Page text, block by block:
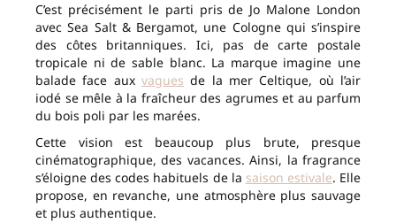
C’est précisément le parti pris de Jo Malone London
avec Sea Salt & Bergamot, une Cologne qui s’inspire
des côtes britanniques. Ici, pas de carte postale
tropicale ni de sable blanc. La marque imagine une
balade face aux vagues de la mer Celtique, où l’air
iodé se mêle à la fraîcheur des agrumes et au parfum
du bois poli par les marées.
Cette vision est beaucoup plus brute, presque
cinématographique, des vacances. Ainsi, la fragrance
s’éloigne des codes habituels de la saison estivale. Elle
propose, en revanche, une atmosphère plus sauvage
et plus authentique.